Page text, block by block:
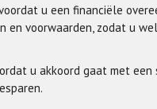
u een financiële
en voorwaarden, zodat u
u akkoord gaat met een